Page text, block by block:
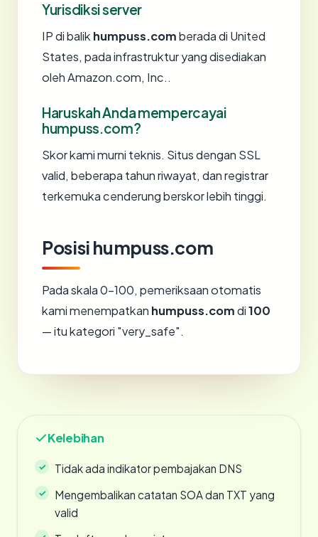
Yurisdiksi server
IP di balik humpuss.comberada di United
States, pada infrastruktur yang disediakan
oleh Amazon.com, Inc..
Haruskah Anda mempercayai
humpuss.com?
Skor kami murni teknis. Situs dengan SSL
valid, beberapa tahun riwayat, dan registrar
terkemuka cenderung berskor lebih tinggi.
Posisi humpuss.com
Pada skala 0-100, pemeriksaan otomatis
kami menempatkan humpuss.comdi100
— itu kategori "very_safe".
Kelebihan
Tidak ada indikator pembajakan DNS
Mengembalikan catatan SOA dan TXT yang
valid